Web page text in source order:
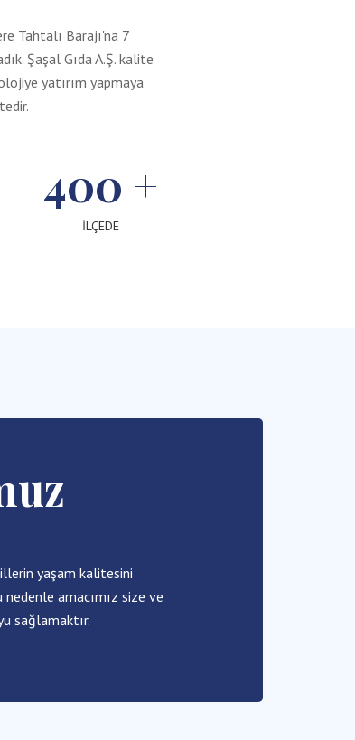
Tahtalı Barajı'na 7
Şaşal Gıda A.Ş. kalite
yatırım yapmaya
400 +
İLÇEDE
yaşam kalitesini
amacımız size ve
sağlamaktır.